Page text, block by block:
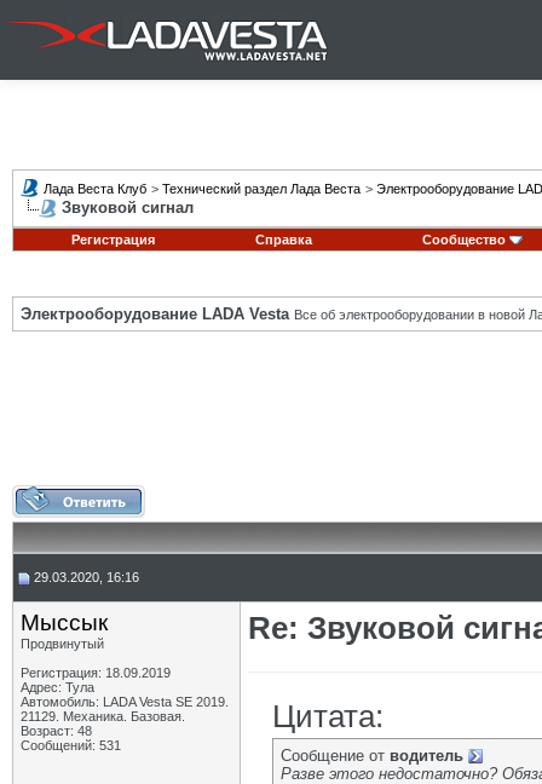
Лада Веста Клуб > Технический раздел Лада Веста > Электрооборудование
Звуковой сигнал
Регистрация Справка Сообщество
Электрооборудование LADA Vesta Все об электрооборудовании в новой
29.03.2020, 16:16
Мыссык
Продвинутый
Регистрация: 18.09.2019
Адрес: Тула
Автомобиль: LADA Vesta SE 2019.
21129. Механика. Базовая.
Возраст: 48
Сообщений: 531
Re: Звуковой
Цитата:
Сообщение от водитель
Разве этого недостаточно?